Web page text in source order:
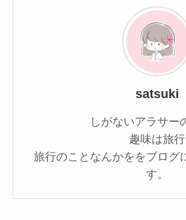
satsuki
しがないアラサー
趣味は旅行
旅行のことなんかををブログ
す。